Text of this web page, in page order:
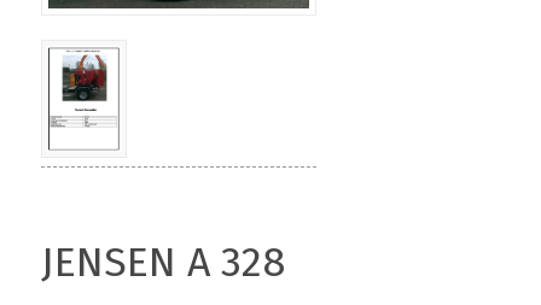
JENSEN A 328